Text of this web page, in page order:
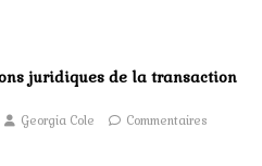
juridiques de la transaction
Georgia Cole
Commentaires